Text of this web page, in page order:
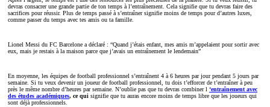
devras consacrer une grande partie de ton temps à l’entraînement. Cela signifie que tu devras faire des
sacrifices pour réussir. Plus de temps passé à s’entraîner signifie moins de temps pour d’autres luxes,
comme passer du temps avec tes amis ou ta famille.
Lionel Messi du FC Barcelone a déclaré : “Quand j’étais enfant, mes amis m’appelaient pour sortir avec
eux, mais je restais à la maison parce que j’avais un entraînement le lendemain”
En moyenne, les équipes de football professionnel s’entraînent 4 à 6 heures par jour pendant 5 jours par
semaine. Si tu veux devenir un joueur de football professionnel, tu dois t’efforcer de t’entraîner à peu
près le même nombre d’heures par semaine. N’oublie pas que tu devras combiner l ‘entraînement avec
des études académiques, ce qui signifie que tu auras encore moins de temps libre que les joueurs qui
sont déjà professionnels.